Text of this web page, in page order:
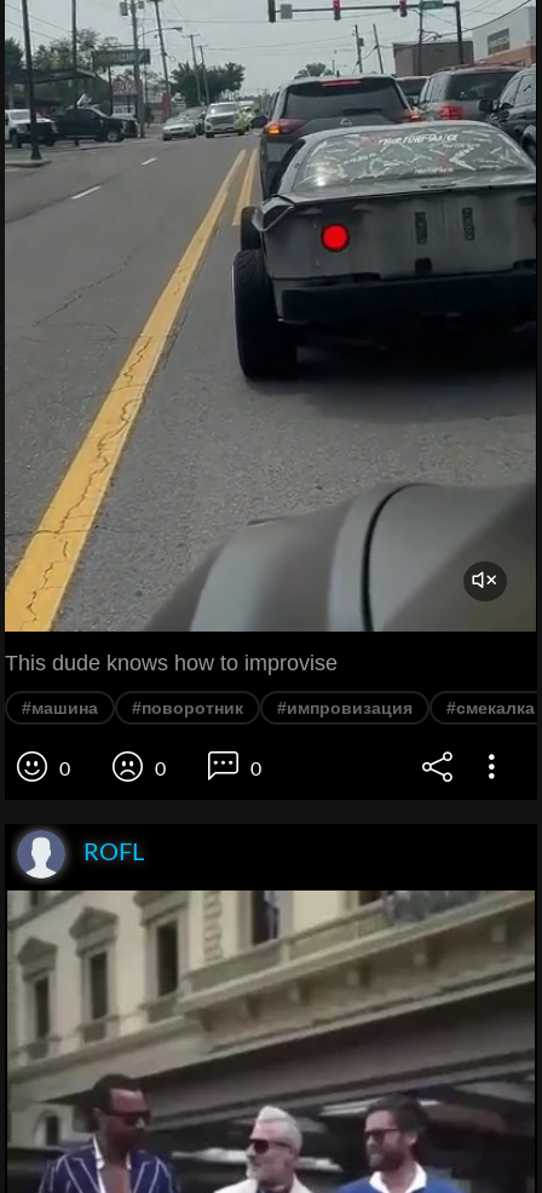
This dude knows how to improvise
#машина #поворотник #импровизация #смекалка
0 0 0
ROFL